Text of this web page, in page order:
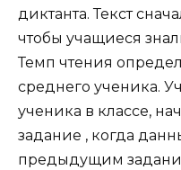
диктанта. Текст
чтобы учащиеся
Темп чтения
среднего ученика.
ученика в классе,
задание , когда
предыдущим